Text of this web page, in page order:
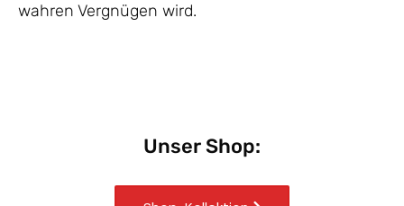
wahren Vergnügen wird.
Unser Shop: